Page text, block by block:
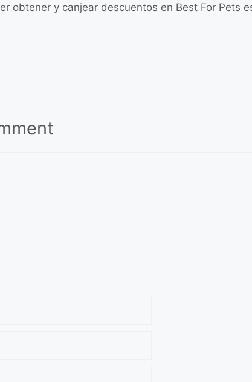
obtener y canjear descuentos en Best For Pets